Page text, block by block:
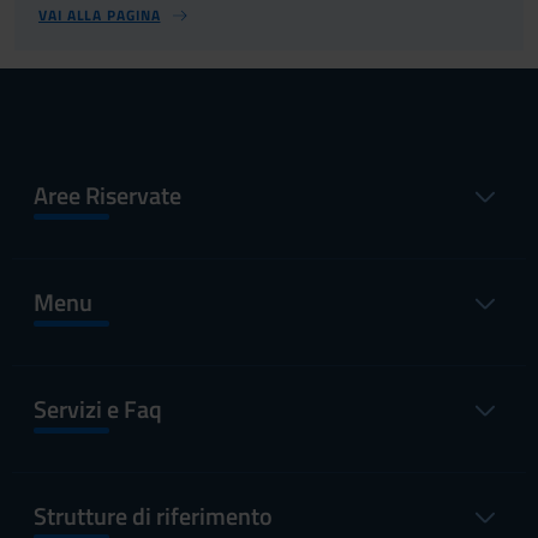
VAI ALLA PAGINA
Aree Riservate
Menu
Servizi e Faq
Strutture di riferimento